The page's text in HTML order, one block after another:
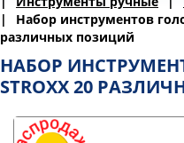
Набор инструментов
различных позиций
НАБОР
STROXX 20